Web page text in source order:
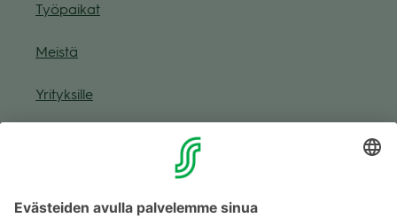
Työ­pai­kat
Meistä
Yri­tyk­sille
Muuta eväs­tea­se­tuk­sia & eväs­tein­for­maa­tio
Tie­to­suo­ja­se­loste (Arina)